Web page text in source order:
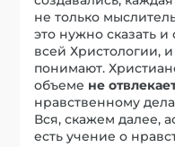
не только
это нужно сказать
всей Христологии,
понимают.
объеме не
нравственному
Вся, скажем далее,
есть учение о